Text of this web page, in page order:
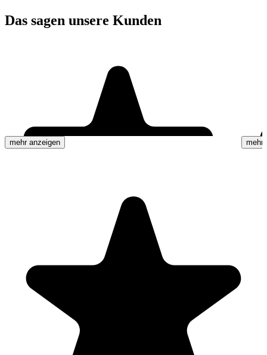
Das sagen unsere Kunden
mehr anzeigen mehr